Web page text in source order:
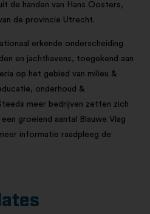
de handen van Hans Oosters,
de provincie Utrecht.
erkende onderscheiding
en jachthavens, toegekend aan
op het gebied van milieu &
onderhoud &
meer bedrijven zetten zich
groeiend aantal Blauwe Vlag
informatie raadpleeg de